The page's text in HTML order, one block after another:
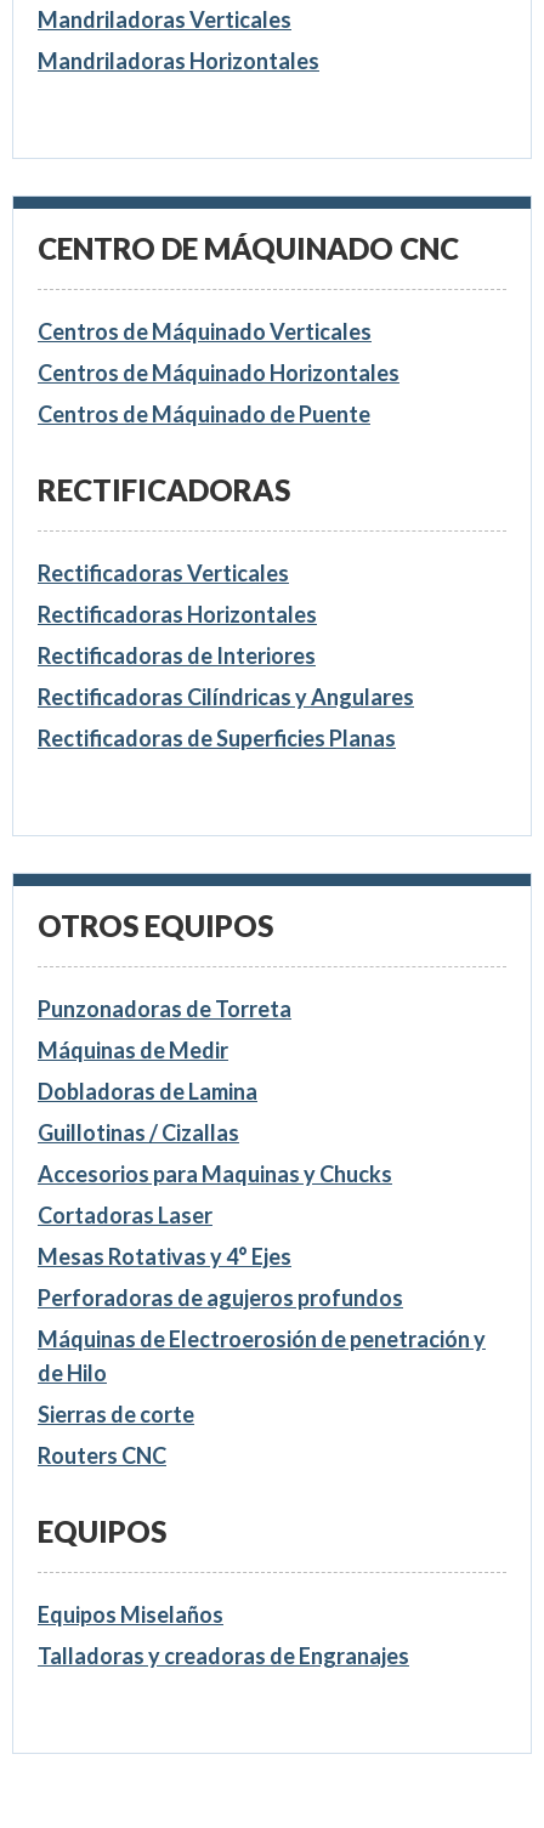
Mandriladoras Verticales
Mandriladoras Horizontales
CENTRO DE MÁQUINADO CNC
Centros de Máquinado Verticales
Centros de Máquinado Horizontales
Centros de Máquinado de Puente
RECTIFICADORAS
Rectificadoras Verticales
Rectificadoras Horizontales
Rectificadoras de Interiores
Rectificadoras Cilíndricas y Angulares
Rectificadoras de Superficies Planas
OTROS EQUIPOS
Punzonadoras de Torreta
Máquinas de Medir
Dobladoras de Lamina
Guillotinas / Cizallas
Accesorios para Maquinas y Chucks
Cortadoras Laser
Mesas Rotativas y 4° Ejes
Perforadoras de agujeros profundos
Máquinas de Electroerosión de penetración y
de Hilo
Sierras de corte
Routers CNC
EQUIPOS
Equipos Miselaños
Talladoras y creadoras de Engranajes